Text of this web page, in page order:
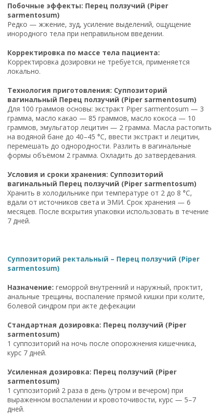
Побочные эффекты: Перец ползучий (Piper
sarmentosum)
Редко — жжение, зуд, усиление выделений, ощущение
инородного тела при неправильном введении.
Корректировка по массе тела пациента:
Корректировка дозировки не требуется, применяется
локально.
Технология приготовления: Суппозиторий
вагинальный Перец ползучий (Piper sarmentosum)
Для 100 граммов основы: экстракт Piper sarmentosum — 3
грамма, масло какао — 85 граммов, масло кокоса — 10
граммов, эмульгатор лецитин — 2 грамма. Масла растопить
на водяной бане до 40–45 °C, ввести экстракт и лецитин,
перемешать до однородности. Разлить в вагинальные
формы объёмом 2 грамма. Охладить до затвердевания.
Условия и сроки хранения: Суппозиторий
вагинальный Перец ползучий (Piper sarmentosum)
Хранить в холодильнике при температуре от 2 до 8 °C,
вдали от источников света и ЭМИ. Срок хранения — 6
месяцев. После вскрытия упаковки использовать в течение
7 дней.
Суппозиторий ректальный – Перец ползучий (Piper
sarmentosum)
Назначение: геморрой внутренний и наружный, проктит,
анальные трещины, воспаление прямой кишки при колите,
болевой синдром при акте дефекации
Стандартная дозировка: Перец ползучий (Piper
sarmentosum)
1 суппозиторий на ночь после опорожнения кишечника,
курс 7 дней.
Усиленная дозировка: Перец ползучий (Piper
sarmentosum)
1 суппозиторий 2 раза в день (утром и вечером) при
выраженном воспалении и кровоточивости, курс — 5–7
дней.